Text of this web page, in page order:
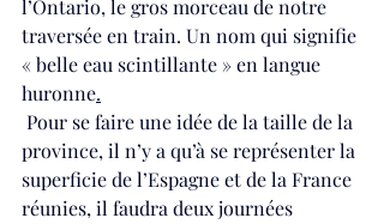
l’Ontario, le gros morceau de notre
traversée en train. Un nom qui signifie
« belle eau scintillante » en langue
huronne.
province, il n’y a qu’à se représenter la
superficie de l’Espagne et de la France
réunies, il faudra deux journées